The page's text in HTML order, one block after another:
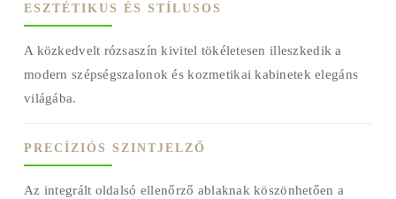
ESZTÉTIKUS ÉS STÍLUSOS
A közkedvelt rózsaszín kivitel tökéletesen illeszkedik a
modern szépségszalonok és kozmetikai kabinetek elegáns
világába.
PRECÍZIÓS SZINTJELZŐ
Az integrált oldalsó ellenőrző ablaknak köszönhetően a